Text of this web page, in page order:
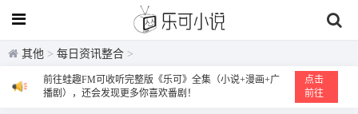
其他 > 每日资讯整合 >
前往蛙趣FM可收听完整版《乐可》全集（小说+漫画+广
播剧），还会发现更多你喜欢番剧！
点击
前往